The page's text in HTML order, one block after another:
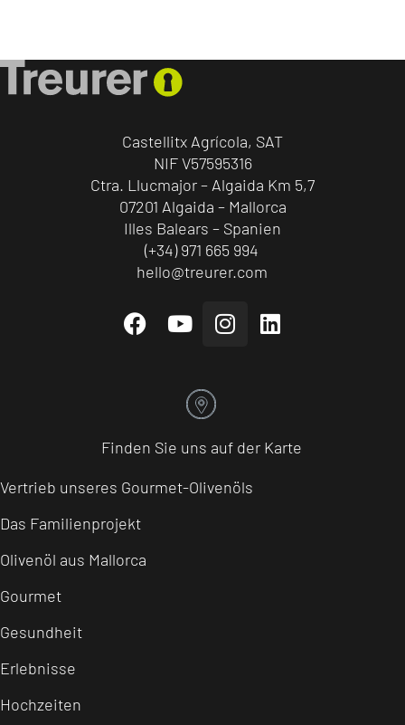
Castellitx Agrícola, SAT
NIF V57595316
Ctra. Llucmajor – Algaida Km 5,7
07201 Algaida – Mallorca
Illes Balears – Spanien
(+34) 971 665 994
hello@treurer.com
Finden Sie uns auf der Karte
Vertrieb unseres Gourmet-Olivenöls
Das Familienprojekt
Olivenöl aus Mallorca
Gourmet
Gesundheit
Erlebnisse
Hochzeiten